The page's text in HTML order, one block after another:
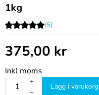
1kg
(5)
375,00 kr
Inkl moms
+
–
Lägg i varukorg